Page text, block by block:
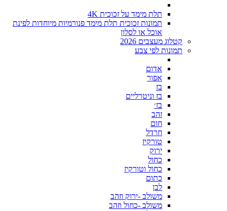
תלת מימד על זכוכית 4K
תמונות זכוכית תלת מימד פנורמיות מיוחדות לפינת
אוכל או לסלון
קטלוג מעצבים 2026
תמונות לפי צבע
אדום
אפור
בז
בז וניטרליים
בז׳
זהב
חום
חרדל
טורקיז
ירוק
כחול
כחול וטורקיז
כתום
לבן
משולב -ירוק וזהב
משולב -כחול וזהב